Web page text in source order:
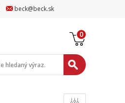
beck@beck.sk
0